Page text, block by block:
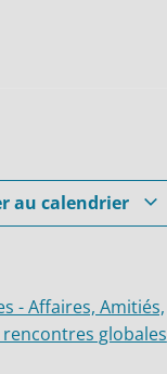
au calendrier
- Affaires, Amitiés,
globales